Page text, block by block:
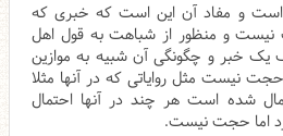
است و مفاد آن این است که خبری که
و منظور از شباهت به قول اهل
خبر و چگونگی آن شبیه به موازین
مثل روایاتی که در آنها مثلا
شده است هر چند در آنها احتمال
اما حجت نیست.